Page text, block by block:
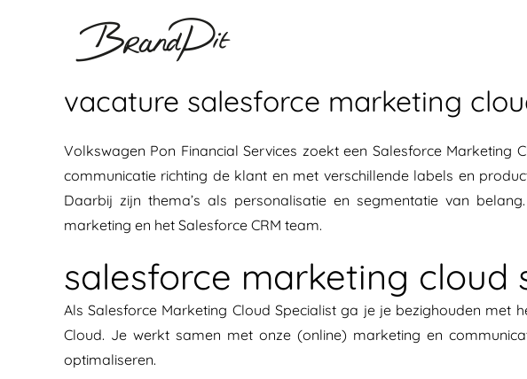
vacature salesforce marketing
Volkswagen Pon Financial Services zoekt een Salesforce
communicatie richting de klant en met verschillende labels en
Daarbij zijn thema’s als personalisatie en segmentatie van
marketing en het Salesforce CRM team.
salesforce marketing cloud
Als Salesforce Marketing Cloud Specialist ga je je bezighouden met
Cloud. Je werkt samen met onze (online) marketing en
optimaliseren.